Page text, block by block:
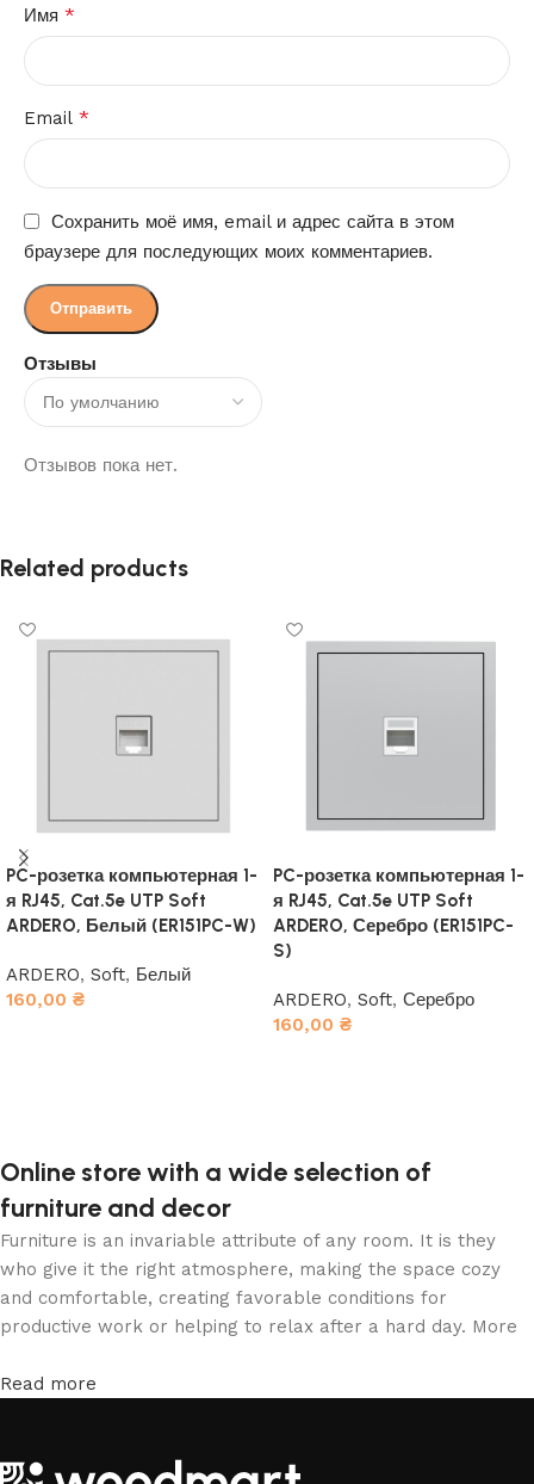
Отзывы
Отзывов пока нет.
Имя *
Email *
Сохранить моё имя, email и адрес сайта в этом
браузере для последующих моих комментариев.
Related products
PC-розетка компьютерная 1-
я RJ45, Cat.5e UTP Soft
ARDERO, Белый (ER151PC-W)
ARDERO, Soft, Белый
160,00 ₴
PC-розетка компьютерная 1-
я RJ45, Cat.5e UTP Soft
ARDERO, Серебро (ER151PC-
S)
ARDERO, Soft, Серебро
160,00 ₴
Online store with a wide selection of
furniture and decor
Furniture is an invariable attribute of any room. It is they
who give it the right atmosphere, making the space cozy
and comfortable, creating favorable conditions for
productive work or helping to relax after a hard day. More
online store, when you can sit down at the computer in your
of furniture: both home and office furniture are available.
Read more